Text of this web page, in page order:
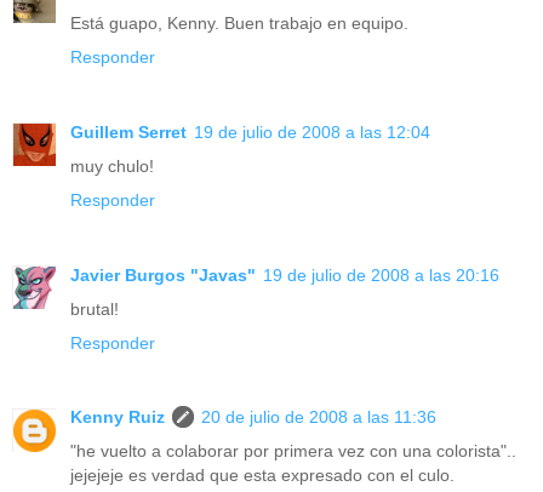
Está guapo, Kenny. Buen trabajo en equipo.
Responder
Guillem Serret 19 de julio de 2008 a las 12:04
muy chulo!
Responder
Javier Burgos "Javas" 19 de julio de 2008 a las 20:16
brutal!
Responder
Kenny Ruiz
20 de julio de 2008 a las 11:36
"he vuelto a colaborar por primera vez con una colorista"..
jejejeje es verdad que esta expresado con el culo.